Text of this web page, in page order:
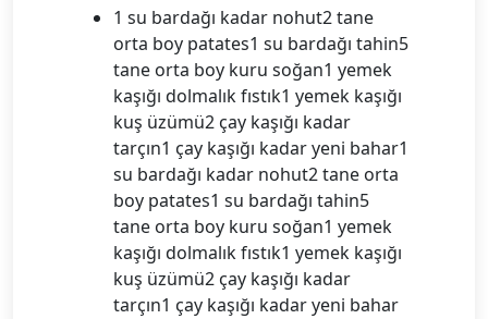
1 su bardağı kadar nohut2 tane
orta boy patates1 su bardağı tahin5
tane orta boy kuru soğan1 yemek
kaşığı dolmalık fıstık1 yemek kaşığı
kuş üzümü2 çay kaşığı kadar
tarçın1 çay kaşığı kadar yeni bahar1
su bardağı kadar nohut2 tane orta
boy patates1 su bardağı tahin5
tane orta boy kuru soğan1 yemek
kaşığı dolmalık fıstık1 yemek kaşığı
kuş üzümü2 çay kaşığı kadar
tarçın1 çay kaşığı kadar yeni bahar